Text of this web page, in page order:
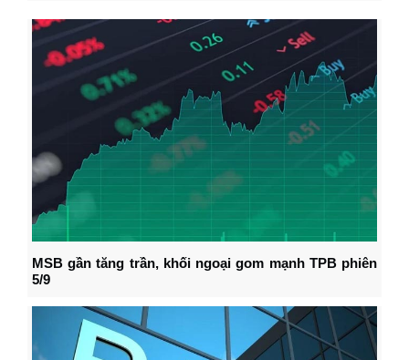
GIẢI TRÍ & CÔNG NGHỆ
MSB gần tăng trần, khối ngoại gom mạnh TPB phiên
5/9